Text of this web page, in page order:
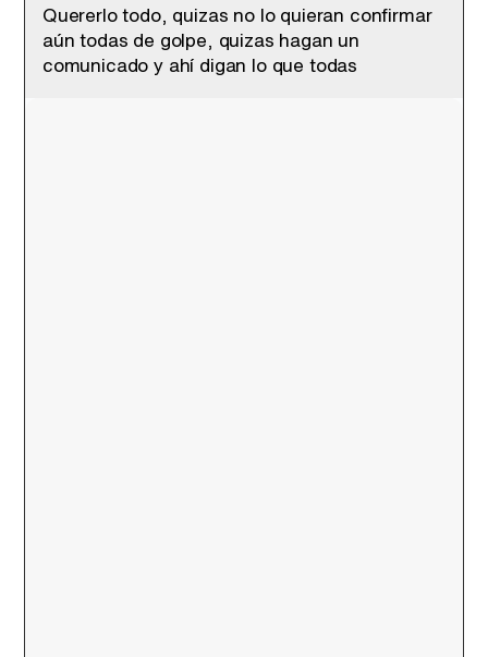
Quererlo todo, quizas no lo quieran confirmar
aún todas de golpe, quizas hagan un
comunicado y ahí digan lo que todas